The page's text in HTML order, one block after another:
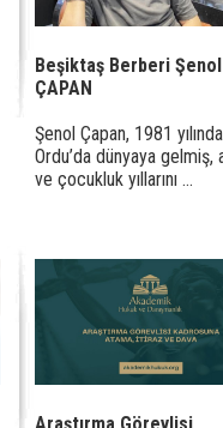
Beşiktaş Berberi Şenol
ÇAPAN
Şenol Çapan, 1981 yılında
Ordu’da dünyaya gelmiş,
ve çocukluk yıllarını ...